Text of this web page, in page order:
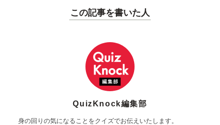
この記事を書いた人
QuizKnock編集部
身の回りの気になることをクイズでお伝えいたします。